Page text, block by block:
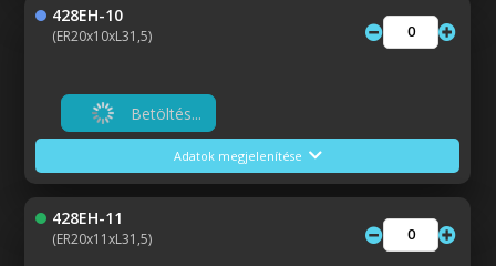
428EH-10
(ER20x10xL31,5)
Betöltés...
Adatok megjelenítése
428EH-11
(ER20x11xL31,5)